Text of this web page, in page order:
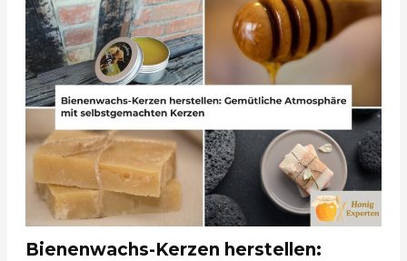
Bienenwachs-Kerzen herstellen: